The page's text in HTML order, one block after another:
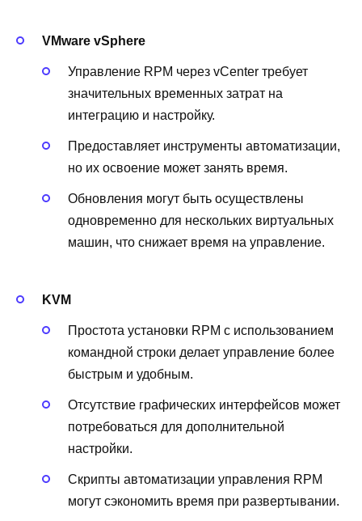
VMware vSphere
Управление RPM через vCenter требует
значительных временных затрат на
интеграцию и настройку.
Предоставляет инструменты автоматизации,
но их освоение может занять время.
Обновления могут быть осуществлены
одновременно для нескольких виртуальных
машин, что снижает время на управление.
KVM
Простота установки RPM с использованием
командной строки делает управление более
быстрым и удобным.
Отсутствие графических интерфейсов может
потребоваться для дополнительной
настройки.
Скрипты автоматизации управления RPM
могут сэкономить время при развертывании.